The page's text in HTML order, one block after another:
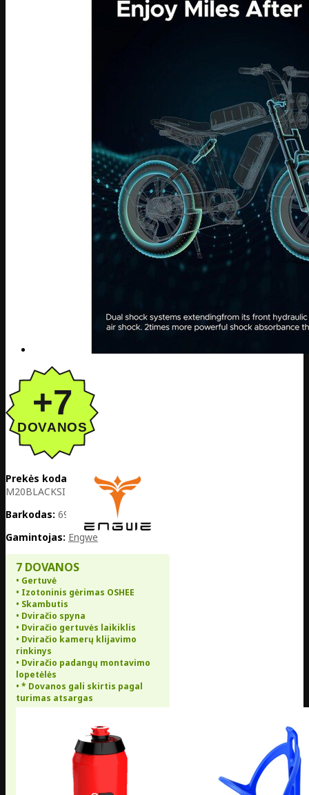
Prekės kodas:
PL05-
M20BLACKSINGLE
Barkodas: 6975639440166
Gamintojas: Engwe
7 DOVANOS
• Gertuvė
• Izotoninis gėrimas OSHEE
• Skambutis
• Dviračio spyna
• Dviračio gertuvės laikiklis
• Dviračio kamerų klijavimo
rinkinys
• Dviračio padangų montavimo
lopetėlės
• * Dovanos gali skirtis pagal
turimas atsargas